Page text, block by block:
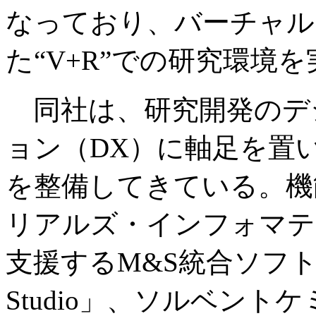
なっており、バーチャ
た“V+R”での研究環境
同社は、研究開発の
ョン（DX）に軸足を置
を整備してきている。
リアルズ・インフォマ
支援するM&S統合ソフ
Studio」、ソルベント